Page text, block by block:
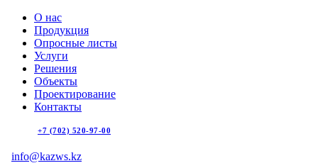
О нас
Продукция
Опросные листы
Услуги
Решения
Объекты
Проектирование
Контакты
+7 (702) 520-97-00
info@kazws.kz